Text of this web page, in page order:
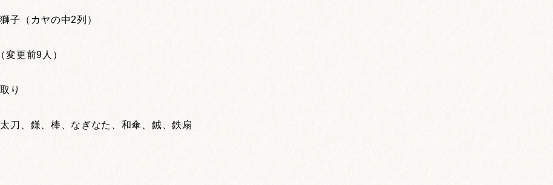
子（カヤの中2列）
変更前9人）
り
刀、鎌、棒、なぎなた、和傘、銊、鉄扇